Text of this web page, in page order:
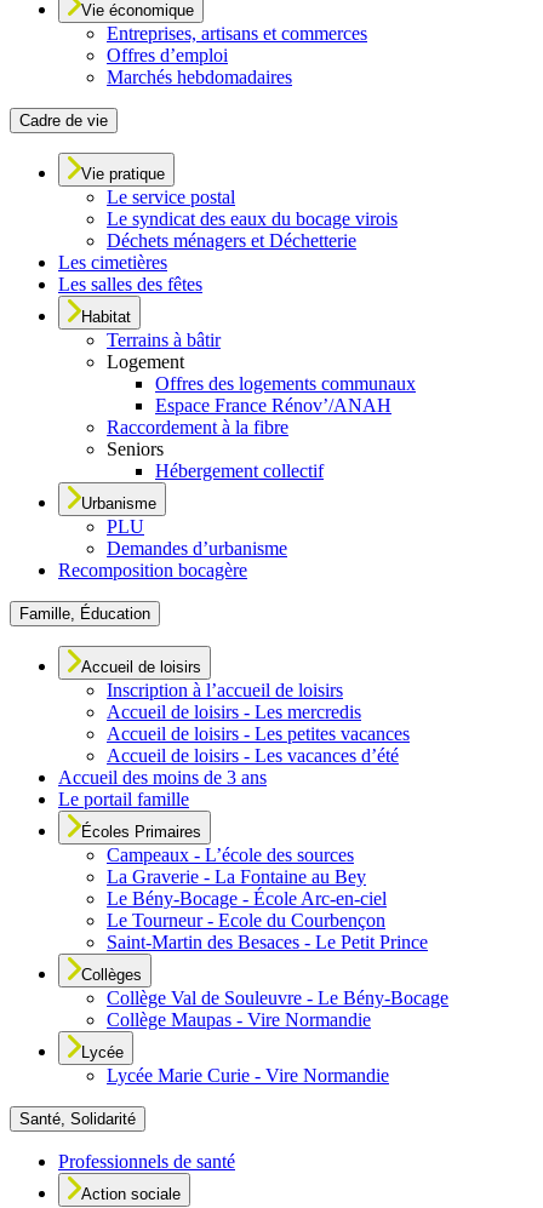
Vie économique
Entreprises, artisans et commerces
Offres d’emploi
Marchés hebdomadaires
Cadre de vie
Vie pratique
Le service postal
Le syndicat des eaux du bocage virois
Déchets ménagers et Déchetterie
Les cimetières
Les salles des fêtes
Habitat
Terrains à bâtir
Logement
Offres des logements communaux
Espace France Rénov’/ANAH
Raccordement à la fibre
Seniors
Hébergement collectif
Urbanisme
PLU
Demandes d’urbanisme
Recomposition bocagère
Famille, Éducation
Accueil de loisirs
Inscription à l’accueil de loisirs
Accueil de loisirs - Les mercredis
Accueil de loisirs - Les petites vacances
Accueil de loisirs - Les vacances d’été
Accueil des moins de 3 ans
Le portail famille
Écoles Primaires
Campeaux - L’école des sources
La Graverie - La Fontaine au Bey
Le Bény-Bocage - École Arc-en-ciel
Le Tourneur - Ecole du Courbençon
Saint-Martin des Besaces - Le Petit Prince
Collèges
Collège Val de Souleuvre - Le Bény-Bocage
Collège Maupas - Vire Normandie
Lycée
Lycée Marie Curie - Vire Normandie
Santé, Solidarité
Professionnels de santé
Action sociale